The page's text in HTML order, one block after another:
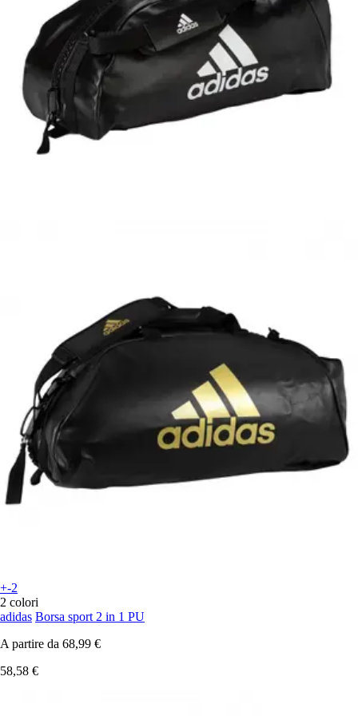
+-2
2 colori
adidas Borsa sport 2 in 1 PU
A partire da 68,99 €
58,58 €